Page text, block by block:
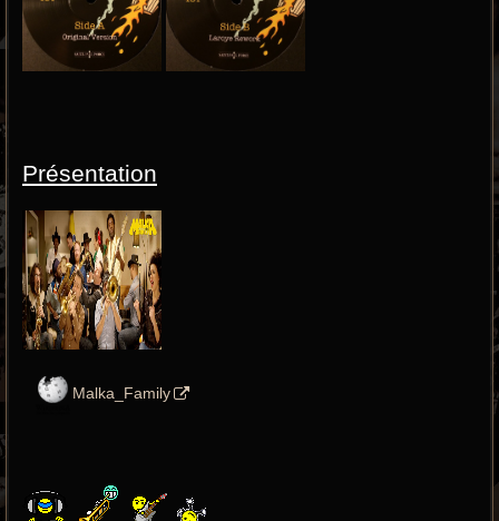
Présentation
Malka_Family